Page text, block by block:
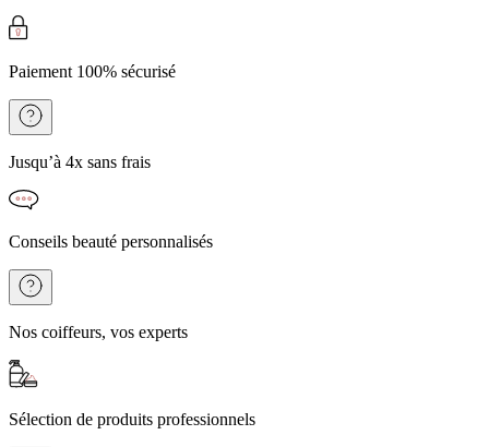
Paiement 100% sécurisé
Jusqu’à 4x sans frais
Conseils beauté personnalisés
Nos coiffeurs, vos experts
Sélection de produits professionnels